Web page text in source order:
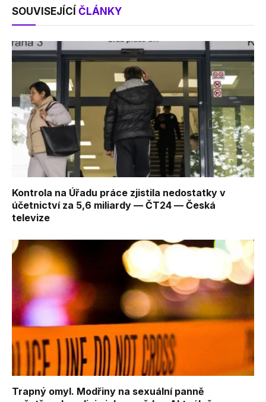
SOUVISEJÍCÍ ČLÁNKY
Kontrola na Úřadu práce zjistila nedostatky v
účetnictví za 5,6 miliardy — ČT24 — Česká
televize
Trapný omyl. Modřiny na sexuální panně